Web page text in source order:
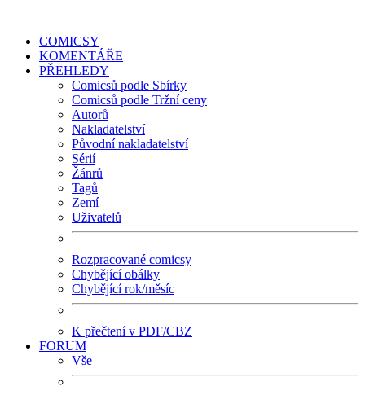
COMICSY
KOMENTÁŘE
PŘEHLEDY
Comicsů podle Sbírky
Comicsů podle Tržní ceny
Autorů
Nakladatelství
Původní nakladatelství
Sérií
Žánrů
Tagů
Zemí
Uživatelů
Rozpracované comicsy
Chybějící obálky
Chybějící rok/měsíc
K přečtení v PDF/CBZ
FORUM
Vše